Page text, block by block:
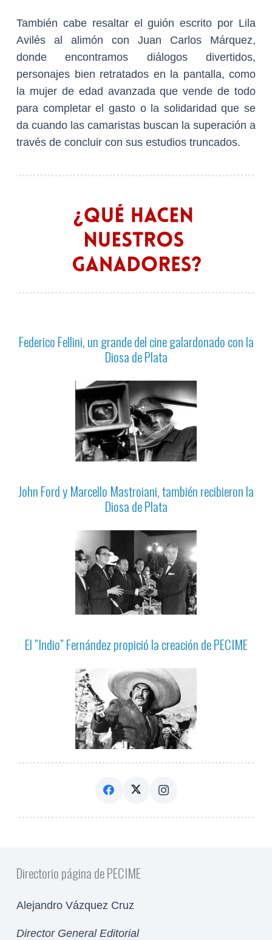
También cabe resaltar el guión escrito por Lila
Avilés al alimón con Juan Carlos Márquez,
donde encontramos diálogos divertidos,
personajes bien retratados en la pantalla, como
la mujer de edad avanzada que vende de todo
para completar el gasto o la solidaridad que se
da cuando las camaristas buscan la superación a
través de concluir con sus estudios truncados.
Federico Fellini, un grande del cine galardonado con la
Diosa de Plata
John Ford y Marcello Mastroiani, también recibieron la
Diosa de Plata
El ”Indio” Fernández propició la creación de PECIME
Directorio página de PECIME
Alejandro Vázquez Cruz
Director General Editorial